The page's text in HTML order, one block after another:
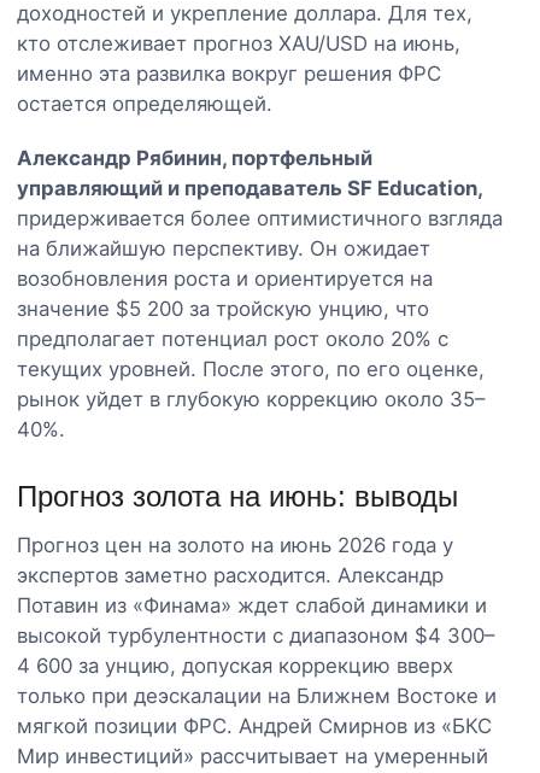
доходностей и укрепление доллара. Для тех,
кто отслеживает прогноз XAU/USD на июнь,
именно эта развилка вокруг решения ФРС
остается определяющей.
Александр Рябинин, портфельный
управляющий и преподаватель SF Education,
придерживается более оптимистичного взгляда
на ближайшую перспективу. Он ожидает
возобновления роста и ориентируется на
значение $5 200 за тройскую унцию, что
предполагает потенциал рост около 20% с
текущих уровней. После этого, по его оценке,
рынок уйдет в глубокую коррекцию около 35–
40%.
Прогноз золота на июнь: выводы
Прогноз цен на золото на июнь 2026 года у
экспертов заметно расходится. Александр
Потавин из «Финама» ждет слабой динамики и
высокой турбулентности с диапазоном $4 300–
4 600 за унцию, допуская коррекцию вверх
только при деэскалации на Ближнем Востоке и
мягкой позиции ФРС. Андрей Смирнов из «БКС
Мир инвестиций» рассчитывает на умеренный